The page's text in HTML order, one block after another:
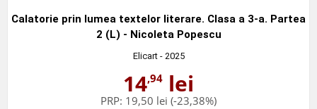
Calatorie prin lumea textelor literare. Clasa a 3-a. Partea
2 (L) - Nicoleta Popescu
Elicart- 2025
14,94 lei
PRP: 19,50 lei (-23,38%)